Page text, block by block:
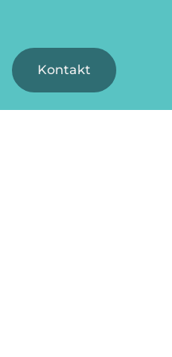
Kontakt